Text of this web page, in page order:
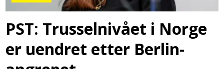
PST: Trusselnivået i Norge
er uendret etter Berlin-